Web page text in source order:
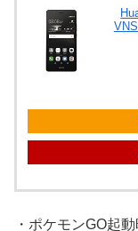
・ポケモンGO起